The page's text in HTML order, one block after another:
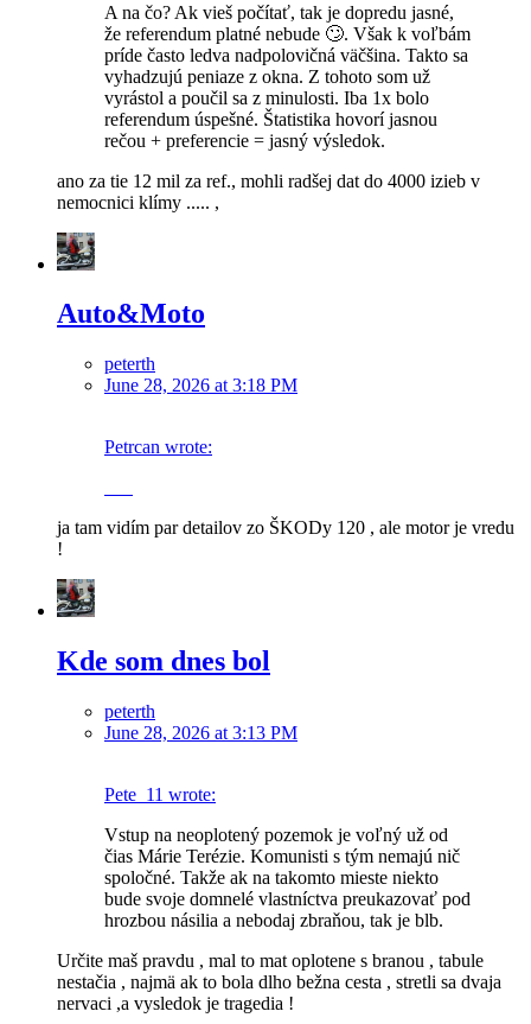
A na čo? Ak vieš počítať, tak je dopredu jasné,
že referendum platné nebude 🙄. Však k voľbám
príde často ledva nadpolovičná väčšina. Takto sa
vyhadzujú peniaze z okna. Z tohoto som už
vyrástol a poučil sa z minulosti. Iba 1x bolo
referendum úspešné. Štatistika hovorí jasnou
rečou + preferencie = jasný výsledok.
ano za tie 12 mil za ref., mohli radšej dat do 4000 izieb v
nemocnici klímy ..... ,
Auto&Moto
peterth
June 28, 2026 at 3:18 PM
Petrcan wrote:
ja tam vidím par detailov zo ŠKODy 120 , ale motor je vredu
!
Kde som dnes bol
peterth
June 28, 2026 at 3:13 PM
Pete_11 wrote:
Vstup na neoplotený pozemok je voľný už od
čias Márie Terézie. Komunisti s tým nemajú nič
spoločné. Takže ak na takomto mieste niekto
bude svoje domnelé vlastníctva preukazovať pod
hrozbou násilia a nebodaj zbraňou, tak je blb.
Určite maš pravdu , mal to mat oplotene s branou , tabule
nestačia , najmä ak to bola dlho bežna cesta , stretli sa dvaja
nervaci ,a vysledok je tragedia !